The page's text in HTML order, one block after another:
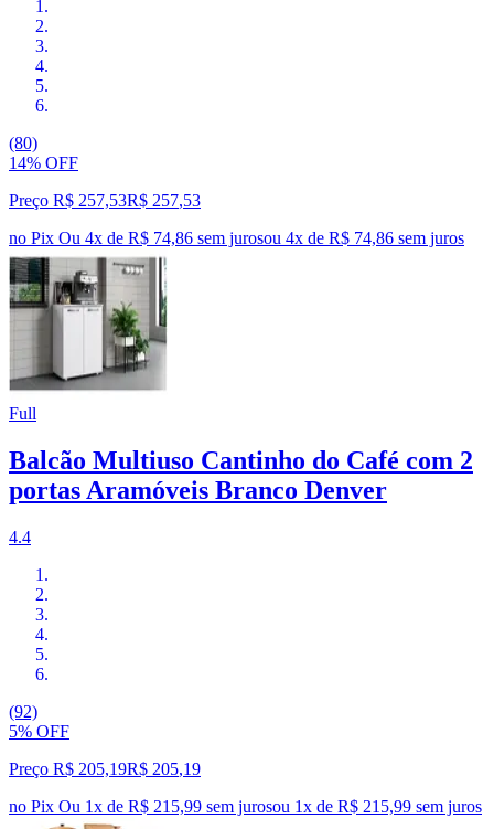
(80)
14% OFF
Preço R$ 257,53R$ 257,53
no Pix Ou 4x de R$ 74,86 sem jurosou 4x de R$ 74,86 sem juros
Full
Balcão Multiuso Cantinho do Café com 2
portas Aramóveis Branco Denver
4.4
(92)
5% OFF
Preço R$ 205,19R$ 205,19
no Pix Ou 1x de R$ 215,99 sem jurosou 1x de R$ 215,99 sem juros